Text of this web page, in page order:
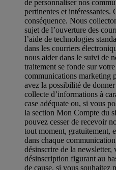
de personnaliser nos
pertinentes et intéressantes.
conséquence. Nous
sujet de l’ouverture des
l’aide de technologies
dans les courriers
nous aider dans le suivi de
traitement se fonde sur
communications marketing
avez la possibilité de
collecte d’informations à
case adéquate ou, si vous
la section Mon Compte du
pouvez cesser de recevoir
tout moment, gratuitement,
dans chaque
désinscrire de la
désinscription figurant au
de cause, si vous souhaitez